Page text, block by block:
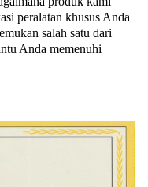
peralatan khusus Anda
salah satu dari
Anda memenuhi